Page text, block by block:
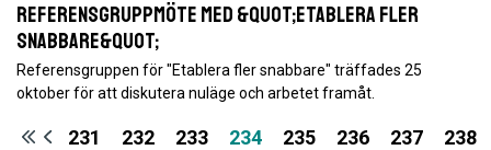
Referensgruppmöte med &quot;Etablera fler
snabbare&quot;
Referensgruppen för "Etablera fler snabbare" träffades 25
oktober för att diskutera nuläge och arbetet framåt.
231 232 233 234 235 236 237 238